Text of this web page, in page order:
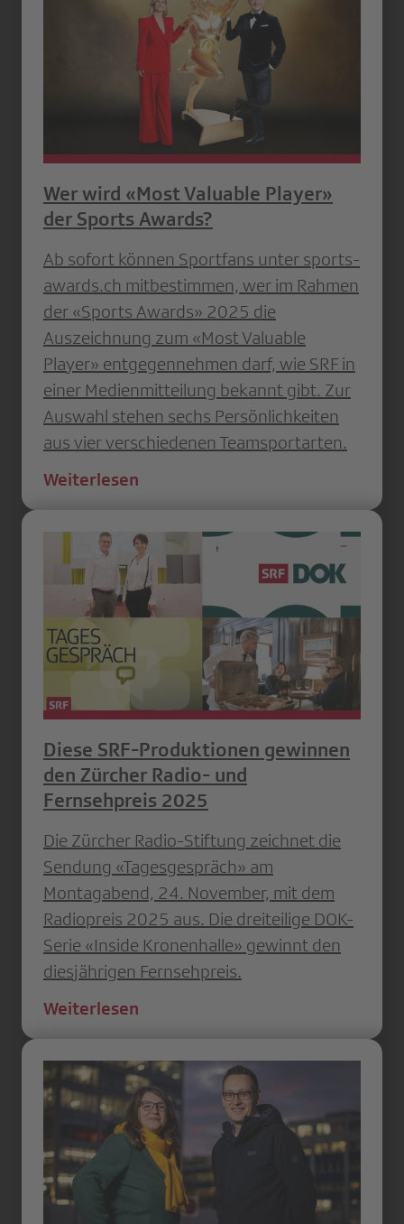
Wer wird «Most Valuable Player»
der Sports Awards?
Ab sofort können Sportfans unter sports-
awards.ch mitbestimmen, wer im Rahmen
der «Sports Awards» 2025 die
Auszeichnung zum «Most Valuable
Player» entgegennehmen darf, wie SRF in
einer Medienmitteilung bekannt gibt. Zur
Auswahl stehen sechs Persönlichkeiten
aus vier verschiedenen Teamsportarten.
Weiterlesen
Diese SRF-Produktionen gewinnen
den Zürcher Radio- und
Fernsehpreis 2025
Die Zürcher Radio-Stiftung zeichnet die
Sendung «Tagesgespräch» am
Montagabend, 24. November, mit dem
Radiopreis 2025 aus. Die dreiteilige DOK-
Serie «Inside Kronenhalle» gewinnt den
diesjährigen Fernsehpreis.
Weiterlesen